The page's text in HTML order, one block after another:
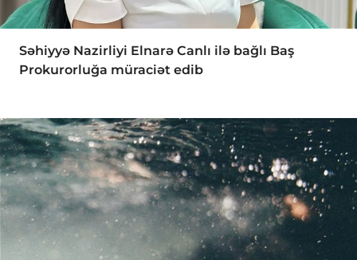
Səhiyyə Nazirliyi Elnarə Canlı ilə bağlı Baş
Prokurorluğa müraciət edib